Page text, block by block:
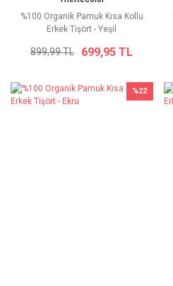
%100 Organik Pamuk Kısa Kollu
Erkek Tişört - Yeşil
899,99 TL 699,95 TL
%22